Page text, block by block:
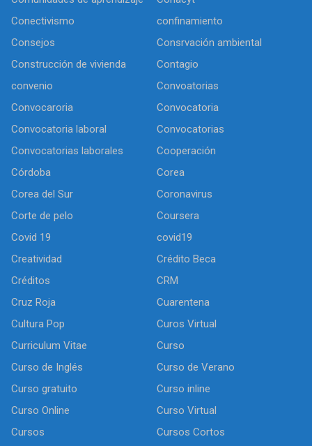
Conectivismo
confinamiento
Consejos
Consrvación ambiental
Construcción de vivienda
Contagio
convenio
Convoatorias
Convocaroria
Convocatoria
Convocatoria laboral
Convocatorias
Convocatorias laborales
Cooperación
Córdoba
Corea
Corea del Sur
Coronavirus
Corte de pelo
Coursera
Covid 19
covid19
Creatividad
Crédito Beca
Créditos
CRM
Cruz Roja
Cuarentena
Cultura Pop
Curos Virtual
Curriculum Vitae
Curso
Curso de Inglés
Curso de Verano
Curso gratuito
Curso inline
Curso Online
Curso Virtual
Cursos
Cursos Cortos